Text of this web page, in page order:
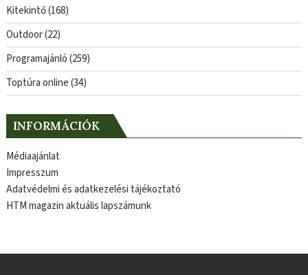
Kitekintő(168)
Outdoor(22)
Programajánló(259)
Toptúra online(34)
INFORMÁCIÓK
Médiaajánlat
Impresszum
Adatvédelmi és adatkezelési tájékoztató
HTM magazin aktuális lapszámunk